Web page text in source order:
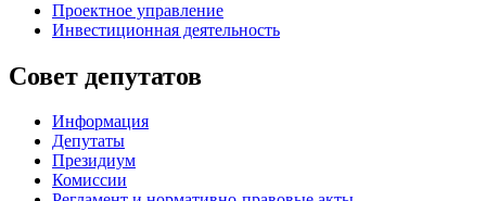
Проектное управление
Инвестиционная деятельность
Совет депутатов
Информация
Депутаты
Президиум
Комиссии